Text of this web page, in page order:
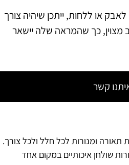
או ללחות, ייתכן שיהיה צורך
מצוין, כך שהמראה שלה יישאר
קשר
תאורה ומנורות לכל חלל ולכל צורך.
שולחן איכותיים במקום אחד